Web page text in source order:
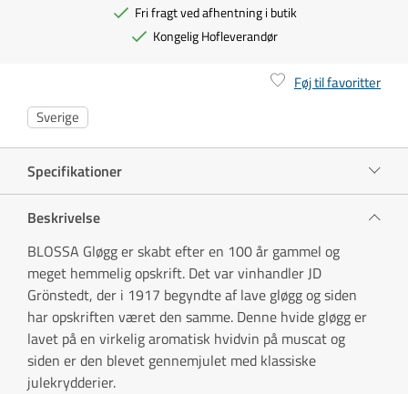
Fri fragt ved afhentning i butik
Kongelig Hofleverandør
Føj til favoritter
Sverige
Specifikationer
Beskrivelse
BLOSSA Gløgg er skabt efter en 100 år gammel og
meget hemmelig opskrift. Det var vinhandler JD
Grönstedt, der i 1917 begyndte af lave gløgg og siden
har opskriften været den samme. Denne hvide gløgg er
lavet på en virkelig aromatisk hvidvin på muscat og
siden er den blevet gennemjulet med klassiske
julekrydderier.